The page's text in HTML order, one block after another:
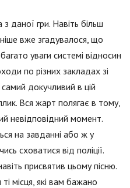
даної гри. Навіть більш
вже згадувалося, що
уваги системі відносин
по різних закладах зі
докучливий в цій
Вся жарт полягає в тому,
невідповідний момент.
на завданні або ж у
сховатися від поліції.
присвятив цьому пісню.
місця, які вам бажано